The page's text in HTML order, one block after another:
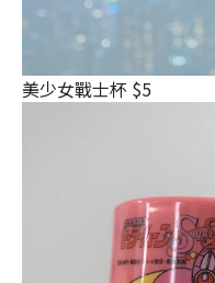
美少女戰士杯 $5